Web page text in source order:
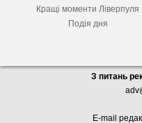
Кращі моменти Ліверпуля
Подія дня
З питань
E-mail